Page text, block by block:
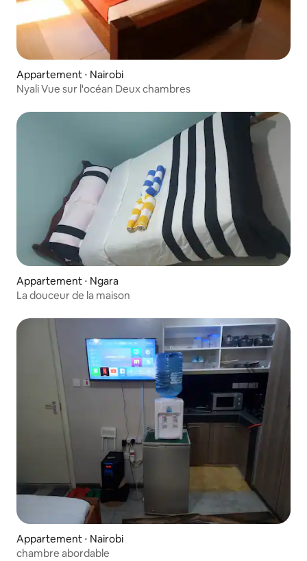
Appartement ⋅ Nairobi
Nyali Vue sur l'océan Deux chambres
Appartement ⋅ Ngara
La douceur de la maison
Appartement ⋅ Nairobi
chambre abordable